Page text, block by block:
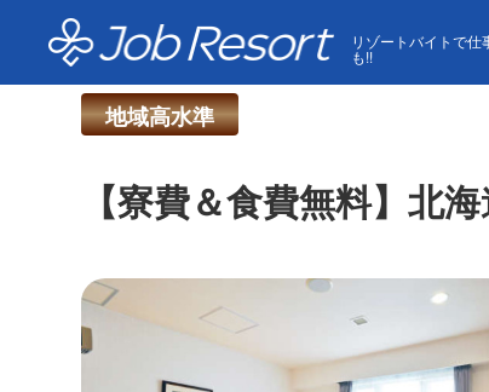
リゾートバイトで仕
も!!
HOME 求人一覧
地域高水準
【寮費＆食費無料】北